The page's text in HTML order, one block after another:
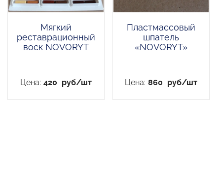
Мягкий
реставрационный
воск NOVORYT
Цена: 420 руб/шт
Пластмассовый
шпатель
«NOVORYT»
Цена: 860 руб/шт